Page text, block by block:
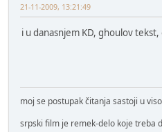
21-11-2009, 13:21:49
i u danasnjem KD, ghoulov
moj se postupak čitanja sastoji u
srpski film je remek-delo koje treba